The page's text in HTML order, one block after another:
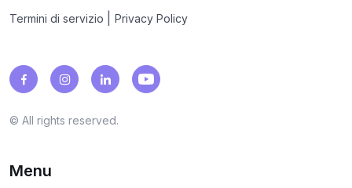
Termini di servizio Privacy Policy
© All rights reserved.
Menu